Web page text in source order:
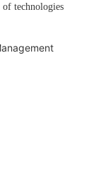
technologies